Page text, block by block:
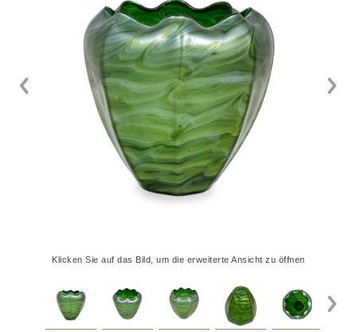
Klicken Sie auf das Bild, um die erweiterte Ansicht zu öffnen